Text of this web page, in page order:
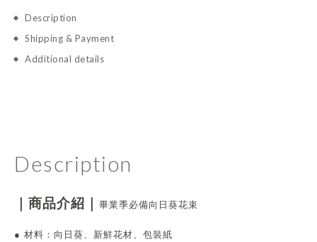
Description
Shipping & Payment
Additional details
Description
｜商品介紹｜ 畢業季必備向日葵花束
● 材料：向日葵、 新鮮花材、包裝紙